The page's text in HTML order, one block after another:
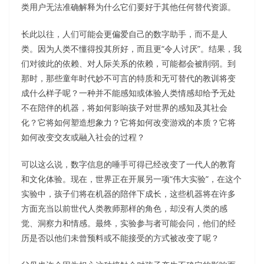
类用户无法准确解释为什么它们要好于其他任何替代资源。
长此以往，人们可能会更偏爱自己的数字助手，而不是人
类。因为人类不懂得投其所好，而且更“令人讨厌”。结果，我
们对彼此的依赖、对人际关系的依赖，可能都会被削弱。到
那时，那些童年时代妙不可言的特质和无可替代的教训将变
成什么样子呢？一种并不能感知或体验人类情感却给予无处
不在陪伴的机器，将如何影响孩子对世界的感知及其社会
化？它将如何塑造想象力？它将如何改变游戏的本质？它将
如何改变交友或融入社会的过程？
可以这么说，数字信息的唾手可得已经改变了一代人的教育
和文化体验。现在，世界正在开展另一项“伟大实验”，在这个
实验中，孩子们将在机器的陪伴下成长，这些机器将在许多
方面充当以前世代人类教师那样的角色，却没有人类的感
觉、洞察力和情感。最终，实验参与者可能会问，他们的经
历是否以他们未曾预料或不能接受的方式被改变了呢？